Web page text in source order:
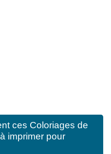
ces Coloriages de
imprimer pour